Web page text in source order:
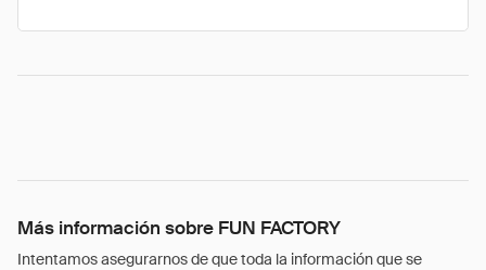
Más información sobre FUN FACTORY
Intentamos asegurarnos de que toda la información que se